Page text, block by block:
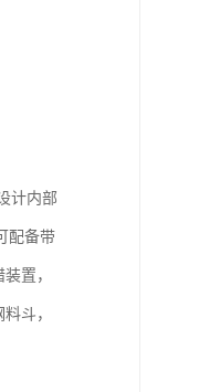
计内部
配备带
置，
斗，